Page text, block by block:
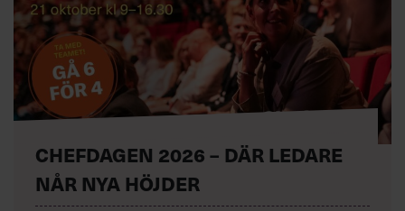
CHEFDAGEN 2026 – DÄR LEDARE
NÅR NYA HÖJDER